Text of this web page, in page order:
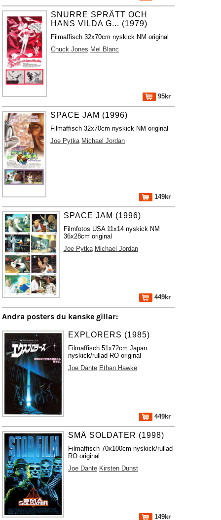
SNURRE SPRÄTT OCH
HANS VILDA G... (1979)
Filmaffisch 32x70cm nyskick NM original
Chuck Jones Mel Blanc
95kr
SPACE JAM (1996)
Filmaffisch 32x70cm nyskick NM original
Joe Pytka Michael Jordan
149kr
SPACE JAM (1996)
Filmfotos USA 11x14 nyskick NM
36x28cm original
Joe Pytka Michael Jordan
449kr
Andra posters du kanske gillar:
EXPLORERS (1985)
Filmaffisch 51x72cm Japan
nyskick/rullad RO original
Joe Dante Ethan Hawke
449kr
SMÅ SOLDATER (1998)
Filmaffisch 70x100cm nyskick/rullad
RO original
Joe Dante Kirsten Dunst
149kr